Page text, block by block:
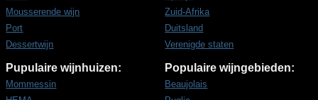
Mousserende wijn
Port
Dessertwijn
Zuid-Afrika
Duitsland
Verenigde staten
Pupulaire wijnhuizen:
Mommessin
Populaire wijngebieden:
Beaujolais